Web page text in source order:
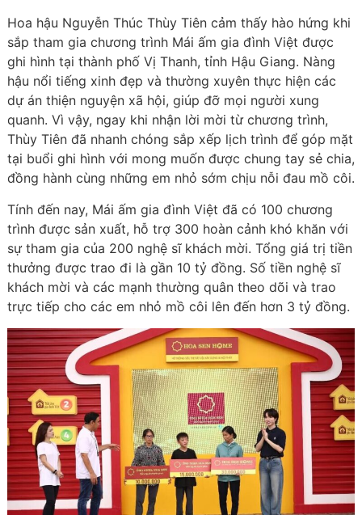
Hoa hậu Nguyễn Thúc Thùy Tiên cảm thấy hào hứng khi
sắp tham gia chương trình Mái ấm gia đình Việt được
ghi hình tại thành phố Vị Thanh, tỉnh Hậu Giang. Nàng
hậu nổi tiếng xinh đẹp và thường xuyên thực hiện các
dự án thiện nguyện xã hội, giúp đỡ mọi người xung
quanh. Vì vậy, ngay khi nhận lời mời từ chương trình,
Thùy Tiên đã nhanh chóng sắp xếp lịch trình để góp mặt
tại buổi ghi hình với mong muốn được chung tay sẻ chia,
đồng hành cùng những em nhỏ sớm chịu nỗi đau mồ côi.
Tính đến nay, Mái ấm gia đình Việt đã có 100 chương
trình được sản xuất, hỗ trợ 300 hoàn cảnh khó khăn với
sự tham gia của 200 nghệ sĩ khách mời. Tổng giá trị tiền
thưởng được trao đi là gần 10 tỷ đồng. Số tiền nghệ sĩ
khách mời và các mạnh thường quân theo dõi và trao
trực tiếp cho các em nhỏ mồ côi lên đến hơn 3 tỷ đồng.